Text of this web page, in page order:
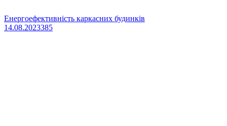
Енергоефективність каркасних будинків
14.08.2023385